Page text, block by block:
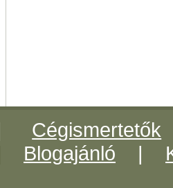
Cégismertetők
Blogajánló |